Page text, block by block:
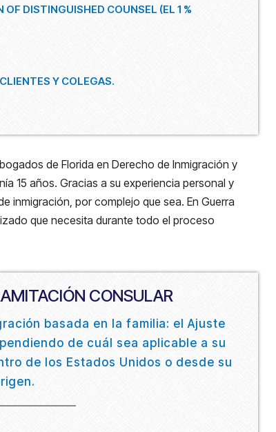
DISTINGUISHED COUNSEL (EL 1 %
Y COLEGAS.
de Florida en Derecho de Inmigración y
15 años. Gracias a su experiencia personal y
inmigración, por complejo que sea. En Guerra
que necesita durante todo el proceso
CONSULAR
basada en la familia: el Ajuste
de cuál sea aplicable a su
de los Estados Unidos o desde su